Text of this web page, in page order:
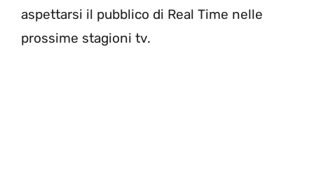
aspettarsi il pubblico di Real Time nelle
prossime stagioni tv.